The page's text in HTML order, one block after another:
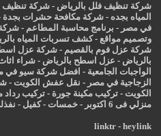
شركة تنظيف فلل بالرياض -شركة تنظيف
المياه بجده -شركة مكافحة حشرات بجدة
في مصر - برنامج محاسبة المطاعم -
وتصميم مواقع -كشف تسربات المياه
شركة عزل فوم بالقصيم -شركة عزل
بالرياض - عزل اسطح بالرياض -شراء
الواجبات الجامعية - افضل شركة سيو في
الزجاجية في مصر - نقل عفش الكويت -
الكويت -تركيب مكينة جورة -تركيب رداد
منزلي فى 6 اكتوبر
-خمسات -كفيل -
linktr- heylink